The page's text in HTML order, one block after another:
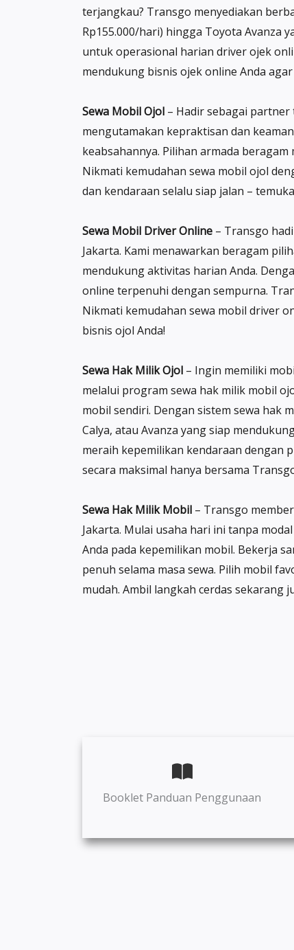
terjangkau? Transgo menyediakan
Rp155.000/hari) hingga Toyota Avanza
untuk operasional harian driver ojek
mendukung bisnis ojek online Anda
Sewa Mobil Ojol – Hadir sebagai
mengutamakan kepraktisan dan
keabsahannya. Pilihan armada
Nikmati kemudahan sewa mobil ojol
dan kendaraan selalu siap jalan –
Sewa Mobil Driver Online – Transgo
Jakarta. Kami menawarkan beragam
mendukung aktivitas harian Anda.
online terpenuhi dengan sempurna.
Nikmati kemudahan sewa mobil driver
bisnis ojol Anda!
Sewa Hak Milik Ojol – Ingin memiliki
melalui program sewa hak milik mobil
mobil sendiri. Dengan sistem sewa hak
Calya, atau Avanza yang siap
meraih kepemilikan kendaraan dengan
secara maksimal hanya bersama
Sewa Hak Milik Mobil – Transgo
Jakarta. Mulai usaha hari ini tanpa
Anda pada kepemilikan mobil. Bekerja
penuh selama masa sewa. Pilih mobil
mudah. Ambil langkah cerdas sekarang
Booklet Panduan Penggunaan